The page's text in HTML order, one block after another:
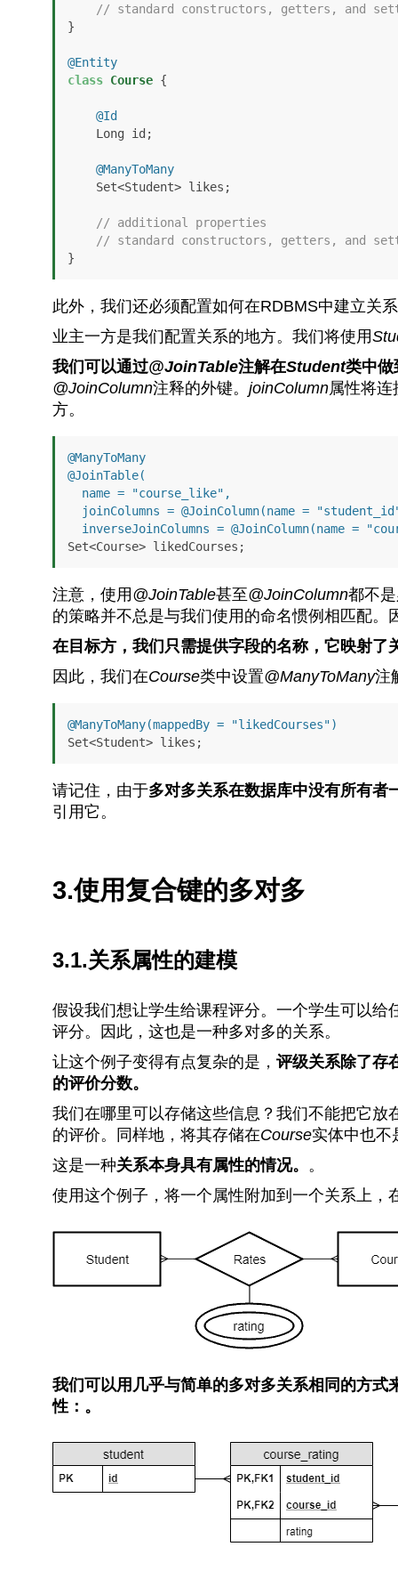
// standard constructors, getters, and
}
@Entity
class Course {
@Id
@ManyToMany
// additional properties
// standard constructors, getters, and
}
此外，我们还必须配置如何在RDBMS中建立关
业主一方是我们配置关系的地方。我们将使用
我们可以通过@JoinTable注解在Student类中做
@JoinColumn注释的外键。 joinColumn属性将连
方。
@ManyToMany
@JoinTable(
inverseJoinColumns = @JoinColumn(name =
Set<Course> likedCourses;
注意，使用 @JoinTable甚至@JoinColumn都不
的策略并不总是与我们使用的命名惯例相匹配
在目标方，我们只需提供字段的名称，它映射了
因此，我们在Course类中设置@ManyToMany注
@ManyToMany(mappedBy = "likedCourses")
Set<Student> likes;
请记住，由于多对多关系在数据库中没有所有者
引用它。
3.使用复合键的多对多
3.1.关系属性的建模
假设我们想让学生给课程评分。一个学生可以
评分。因此，这也是一种多对多的关系。
让这个例子变得有点复杂的是， 评级关系除了存
的评价分数。
我们在哪里可以存储这些信息？我们不能把它放
的评价。同样地，将其存储在Course实体中也不
这是一种关系本身具有属性的情况。 。
使用这个例子，将一个属性附加到一个关系上，
我们可以用几乎与简单的多对多关系相同的方式
性： 。